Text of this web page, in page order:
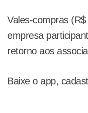
Vales-compras
empresa
retorno aos
Baixe o app,